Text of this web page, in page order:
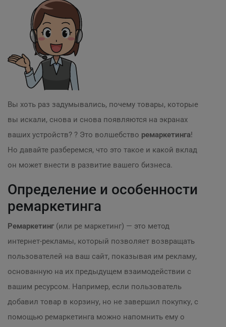
Вы хоть раз задумывались, почему товары, которые
вы искали, снова и снова появляются на экранах
ваших устройств? ? Это волшебство ремаркетинга!
Но давайте разберемся, что это такое и какой вклад
он может внести в развитие вашего бизнеса.
Определение и особенности
ремаркетинга
Ремаркетинг (или ре маркетинг) — это метод
интернет-рекламы, который позволяет возвращать
пользователей на ваш сайт, показывая им рекламу,
основанную на их предыдущем взаимодействии с
вашим ресурсом. Например, если пользователь
добавил товар в корзину, но не завершил покупку, с
помощью ремаркетинга можно напомнить ему о